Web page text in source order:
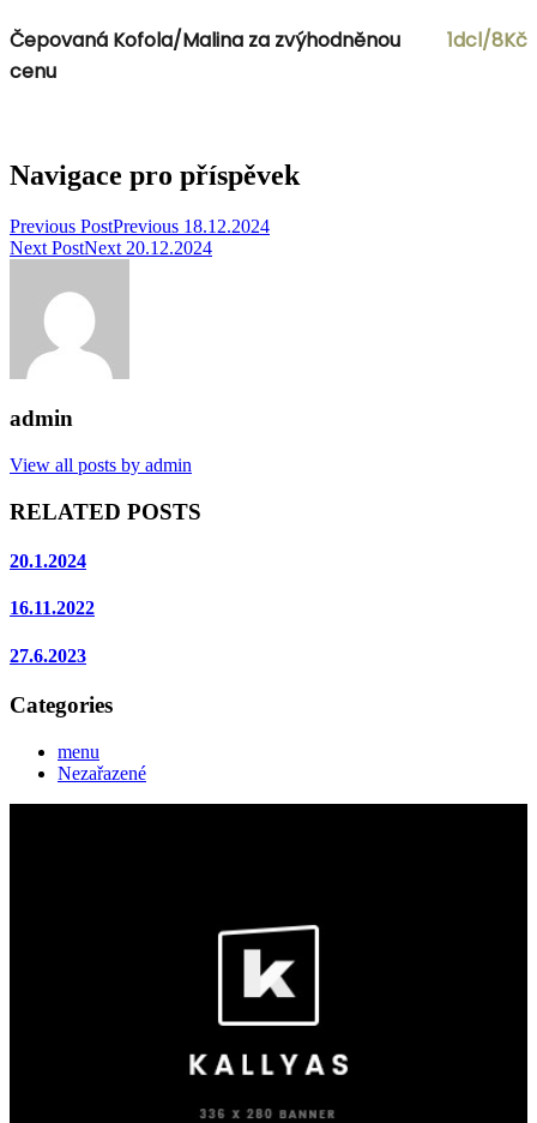
Čepovaná Kofola/Malina za zvýhodněnou
cenu
1dcl/8Kč
Navigace pro příspěvek
Previous PostPrevious 18.12.2024
Next PostNext 20.12.2024
admin
View all posts by admin
RELATED POSTS
20.1.2024
16.11.2022
27.6.2023
Categories
menu
Nezařazené